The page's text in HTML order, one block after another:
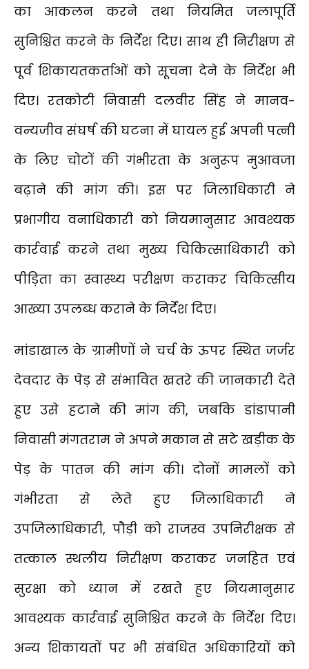
का आकलन करने तथा नियमित जलापूर्ति
सुनिश्चित करने के निर्देश दिए। साथ ही निरीक्षण से
पूर्व शिकायतकर्ताओं को सूचना देने के निर्देश भी
दिए। रतकोटी निवासी दलवीर सिंह ने मानव-
वन्यजीव संघर्ष की घटना में घायल हुई अपनी पत्नी
के लिए चोटों की गंभीरता के अनुरूप मुआवजा
बढ़ाने की मांग की। इस पर जिलाधिकारी ने
प्रभागीय वनाधिकारी को नियमानुसार आवश्यक
कार्रवाई करने तथा मुख्य चिकित्साधिकारी को
पीड़िता का स्वास्थ्य परीक्षण कराकर चिकित्सीय
आख्या उपलब्ध कराने के निर्देश दिए।
मांडाखाल के ग्रामीणों ने चर्च के ऊपर स्थित जर्जर
देवदार के पेड़ से संभावित खतरे की जानकारी देते
हुए उसे हटाने की मांग की, जबकि डांडापानी
निवासी मंगतराम ने अपने मकान से सटे खड़ीक के
पेड़ के पातन की मांग की। दोनों मामलों को
गंभीरता से लेते हुए जिलाधिकारी ने
उपजिलाधिकारी, पौड़ी को राजस्व उपनिरीक्षक से
तत्काल स्थलीय निरीक्षण कराकर जनहित एवं
सुरक्षा को ध्यान में रखते हुए नियमानुसार
आवश्यक कार्रवाई सुनिश्चित करने के निर्देश दिए।
अन्य शिकायतों पर भी संबंधित अधिकारियों को